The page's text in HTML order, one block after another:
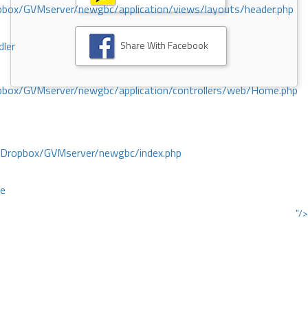
GVMserver/newgbc/application/views/layouts/header.php
GVMserver/newgbc/application/controllers/web/Home.php
GVMserver/newgbc/index.php
"/>
Share With Facebook